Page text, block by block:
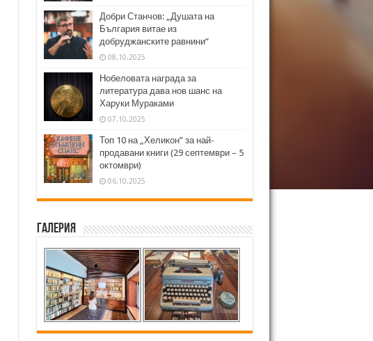
Добри Станчов: „Душата на
България витае из
добруджанските равнини“
08.10.2025
Нобеловата награда за
литература дава нов шанс на
Харуки Мураками
07.10.2025
Топ 10 на „Хеликон” за най-
продавани книги (29 септември – 5
октомври)
06.10.2025
Галерия